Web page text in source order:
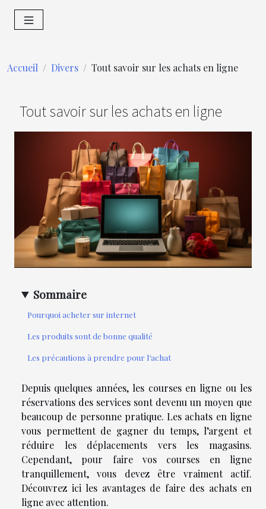
Accueil Divers Tout savoir sur les achats en ligne
Tout savoir sur les achats en ligne
Sommaire
Pourquoi acheter sur internet
Les produits sont de bonne qualité
Les précautions à prendre pour l’achat
Depuis quelques années, les courses en ligne ou les
réservations des services sont devenu un moyen que
beaucoup de personne pratique. Les achats en ligne
vous permettent de gagner du temps, l’argent et
réduire les déplacements vers les magasins.
Cependant, pour faire vos courses en ligne
tranquillement, vous devez être vraiment actif.
Découvrez ici les avantages de faire des achats en
ligne avec attention.